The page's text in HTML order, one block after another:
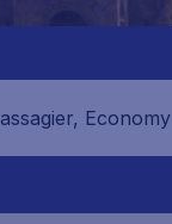
Economy